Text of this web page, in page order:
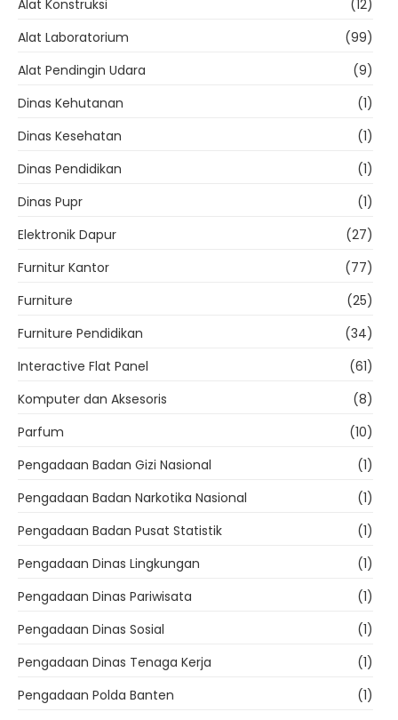
Alat Konstruksi
(12)
Alat Laboratorium
(99)
Alat Pendingin Udara
(9)
Dinas Kehutanan
(1)
Dinas Kesehatan
(1)
Dinas Pendidikan
(1)
Dinas Pupr
(1)
Elektronik Dapur
(27)
Furnitur Kantor
(77)
Furniture
(25)
Furniture Pendidikan
(34)
Interactive Flat Panel
(61)
Komputer dan Aksesoris
(8)
Parfum
(10)
Pengadaan Badan Gizi Nasional
(1)
Pengadaan Badan Narkotika Nasional
(1)
Pengadaan Badan Pusat Statistik
(1)
Pengadaan Dinas Lingkungan
(1)
Pengadaan Dinas Pariwisata
(1)
Pengadaan Dinas Sosial
(1)
Pengadaan Dinas Tenaga Kerja
(1)
Pengadaan Polda Banten
(1)